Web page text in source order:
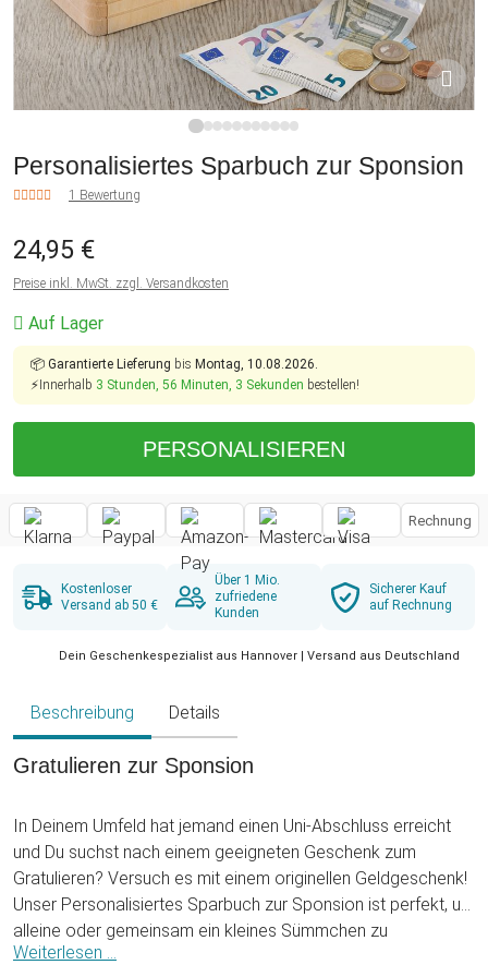
Personalisiertes Sparbuch zur Sponsion
1 Bewertung
24,95 €
Preise inkl. MwSt. zzgl. Versandkosten
Auf Lager
📦 Garantierte Lieferung bis Montag, 10.08.2026.
⚡Innerhalb 3 Stunden, 56 Minuten, 3 Sekunden bestellen!
PERSONALISIEREN
Rechnung
Kostenloser
Versand ab 50 €
Über 1 Mio.
zufriedene
Kunden
Sicherer Kauf
auf Rechnung
Dein Geschenkespezialist aus Hannover | Versand aus Deutschland
Beschreibung Details
Gratulieren zur Sponsion
In Deinem Umfeld hat jemand einen Uni-Abschluss erreicht
und Du suchst nach einem geeigneten Geschenk zum
Gratulieren? Versuch es mit einem originellen Geldgeschenk!
Unser Personalisiertes Sparbuch zur Sponsion ist perfekt, um
alleine oder gemeinsam ein kleines Sümmchen zu
verschenken. Und zwar in Form einer schicken Sparbüchse
Weiterlesen ...